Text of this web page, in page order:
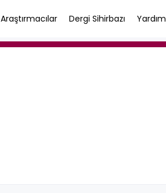
Araştırmacılar Dergi Sihirbazı Yardım